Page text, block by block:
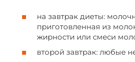
на завтрак диеты:
приготовленная из
жирности или смеси
второй завтрак: любые